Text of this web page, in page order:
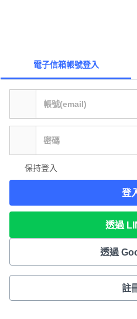
電子信箱帳號登入
保持登入
登
透過
透過
註